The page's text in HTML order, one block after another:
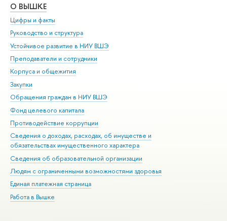
О ВЫШКЕ
Цифры и факты
Руководство и структура
Устойчивое развитие в НИУ ВШЭ
Преподаватели и сотрудники
Корпуса и общежития
Закупки
Обращения граждан в НИУ ВШЭ
Фонд целевого капитала
Противодействие коррупции
Сведения о доходах, расходах, об имуществе и
обязательствах имущественного характера
Сведения об образовательной организации
Людям с ограниченными возможностями здоровья
Единая платежная страница
Работа в Вышке